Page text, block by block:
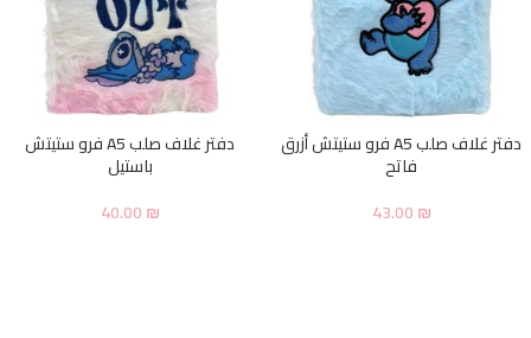
دفتر غلاف صلب A5 فرو ستيتش أزرق
فاتح
43.00₪
دفتر غلاف صلب A5 فرو ستيتش
باستيل
40.00₪